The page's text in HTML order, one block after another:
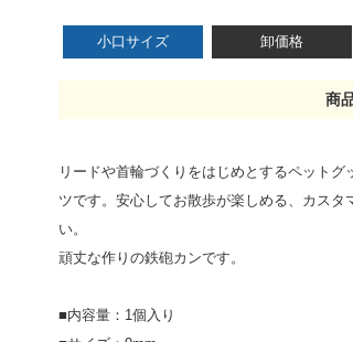
小口サイズ 卸価格
商
リードや首輪づくりをはじめとするペット
ツです。安心してお散歩が楽しめる、カス
い。
頑丈な作りの鉄砲カンです。
■内容量：1個入り